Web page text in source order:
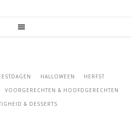
HALLOWEEN
HERFST
VOORGERECHTEN & HOOFDGERECHTEN
& DESSERTS